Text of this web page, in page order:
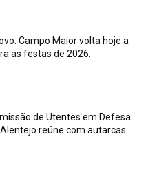
Campo Maior volta hoje a
as festas de 2026.
de Utentes em Defesa
reúne com autarcas.